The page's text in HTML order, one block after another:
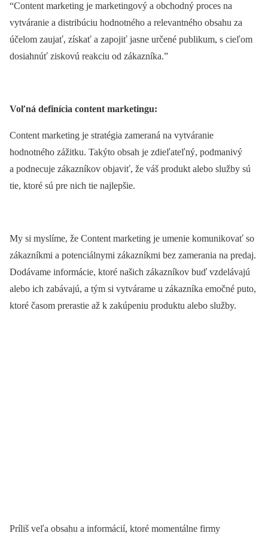
“Content marketing je marketingový a obchodný proces na
vytváranie a distribúciu hodnotného a relevantného obsahu za
účelom zaujať, získať a zapojiť jasne určené publikum, s cieľom
dosiahnúť ziskovú reakciu od zákazníka.”
Voľná definícia content marketingu:
Content marketing je stratégia zameraná na vytváranie
hodnotného zážitku. Takýto obsah je zdieľateľný, podmanivý
a podnecuje zákazníkov objaviť, že váš produkt alebo služby sú
tie, ktoré sú pre nich tie najlepšie.
My si myslíme, že Content marketing je umenie komunikovať so
zákazníkmi a potenciálnymi zákazníkmi bez zamerania na predaj.
Dodávame informácie, ktoré našich zákazníkov buď vzdelávajú
alebo ich zabávajú, a tým si vytvárame u zákazníka emočné puto,
ktoré časom prerastie až k zakúpeniu produktu alebo služby.
Príliš veľa obsahu a informácií, ktoré momentálne firmy